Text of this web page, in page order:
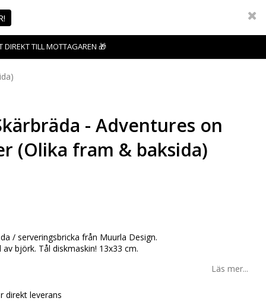
DIREKT TILL MOTTAGAREN 🎁
- Adventures on
(Olika fram & baksida)
/ serveringsbricka från Muurla Design.
björk. Tål diskmaskin! 13x33 cm.
Läs mer...
direkt leverans